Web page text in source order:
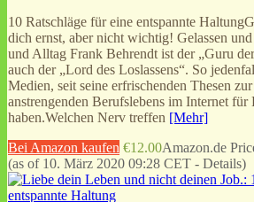
10 Ratschläge für eine entspannte
dich ernst, aber nicht wichtig! Gelassen
und Alltag Frank Behrendt ist der „Guru
auch der „Lord des Loslassens“. So
Medien, seit seine erfrischenden Thesen
anstrengenden Berufslebens im Internet für
haben.Welchen Nerv treffen [Mehr]
Bei Amazon kaufen €12.00Amazon.de
(as of 10. März 2020 09:28 CET - Details)